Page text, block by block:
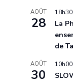
AOÛT
28
18h30
La
de
AOÛT
30
10h00